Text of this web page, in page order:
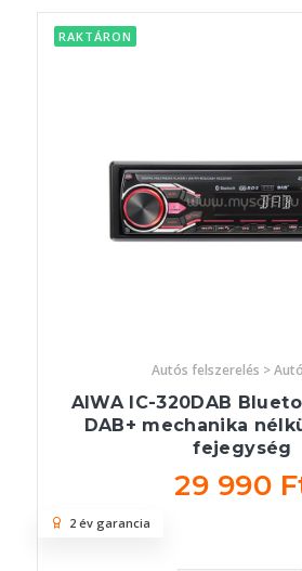
RAKTÁRON
Autós felszerelés >
AIWA IC-320DAB
DAB+ mechanika
fejegység
29 990
2 év garancia